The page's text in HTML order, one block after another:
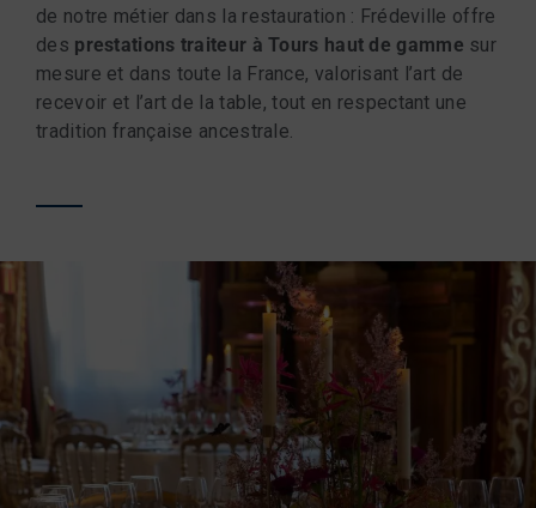
de notre métier dans la restauration : Frédeville offre
des prestations traiteur à Tours haut de gamme sur
mesure et dans toute la France, valorisant l’art de
recevoir et l’art de la table, tout en respectant une
tradition française ancestrale.